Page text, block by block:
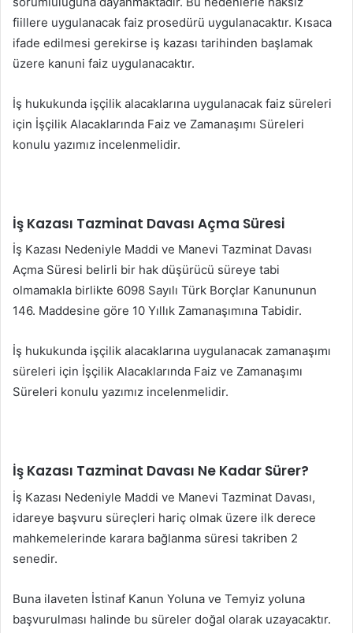
fiillere uygulanacak faiz prosedürü uygulanacaktır. Kısaca
ifade edilmesi gerekirse iş kazası tarihinden başlamak
üzere kanuni faiz uygulanacaktır.
İş hukukunda işçilik alacaklarına uygulanacak faiz süreleri
için İşçilik Alacaklarında Faiz ve Zamanaşımı Süreleri
konulu yazımız incelenmelidir.
İş Kazası Tazminat Davası Açma Süresi
İş Kazası Nedeniyle Maddi ve Manevi Tazminat Davası
Açma Süresi belirli bir hak düşürücü süreye tabi
olmamakla birlikte 6098 Sayılı Türk Borçlar Kanununun
146. Maddesine göre 10 Yıllık Zamanaşımına Tabidir.
İş hukukunda işçilik alacaklarına uygulanacak zamanaşımı
süreleri için İşçilik Alacaklarında Faiz ve Zamanaşımı
Süreleri konulu yazımız incelenmelidir.
İş Kazası Tazminat Davası Ne Kadar Sürer?
İş Kazası Nedeniyle Maddi ve Manevi Tazminat Davası,
idareye başvuru süreçleri hariç olmak üzere ilk derece
mahkemelerinde karara bağlanma süresi takriben 2
senedir.
Buna ilaveten İstinaf Kanun Yoluna ve Temyiz yoluna
başvurulması halinde bu süreler doğal olarak uzayacaktır.